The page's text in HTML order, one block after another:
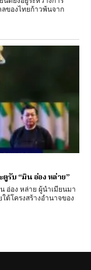
ของไทยก้าวพ้นจาก
รับ “มิน อ่อง หล่าย”
อ่อง หล่าย ผู้นำเมียนมา
ต้โครงสร้างอำนาจของ